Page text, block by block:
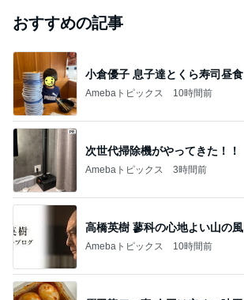
おすすめの記事
小倉優子 息子達とくら寿司昼食
Amebaトピックス 10時間前
次世代掃除機がやってきた！！
Amebaトピックス 3時間前
高橋英樹 蓼科の心地よい山の風
Amebaトピックス 10時間前